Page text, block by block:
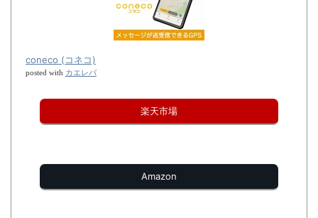
coneco (コネコ)
posted with カエレバ
楽天市場
Amazon